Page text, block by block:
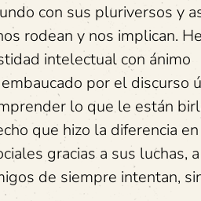
con sus pluriversos y
rodean y nos implican.
intelectual con ánimo
por el discurso
lo que le están
que hizo la diferencia
gracias a sus luchas,
de siempre intentan,